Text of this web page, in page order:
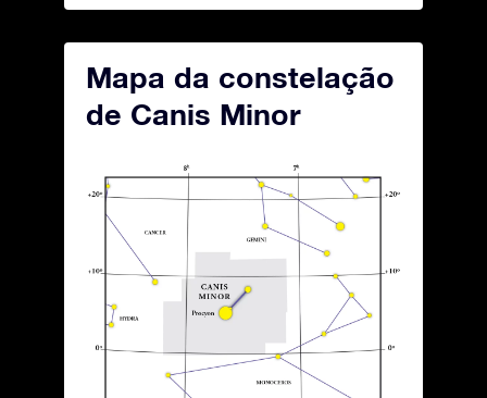
Mapa da constelação
de Canis Minor